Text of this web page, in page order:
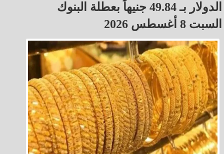
الدولار بـ 49.84 جنيهاً بعطلة البنوك
السبت 8 أغسطس 2026